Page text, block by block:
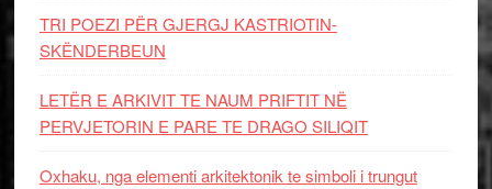
TRI POEZI PËR GJERGJ KASTRIOTIN-
SKËNDERBEUN
LETËR E ARKIVIT TE NAUM PRIFTIT NË
PERVJETORIN E PARE TE DRAGO SILIQIT
Oxhaku, nga elementi arkitektonik te simboli i trungut